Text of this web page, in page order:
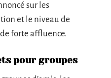
sur les
et le niveau de
forte affluence.
pour groupes